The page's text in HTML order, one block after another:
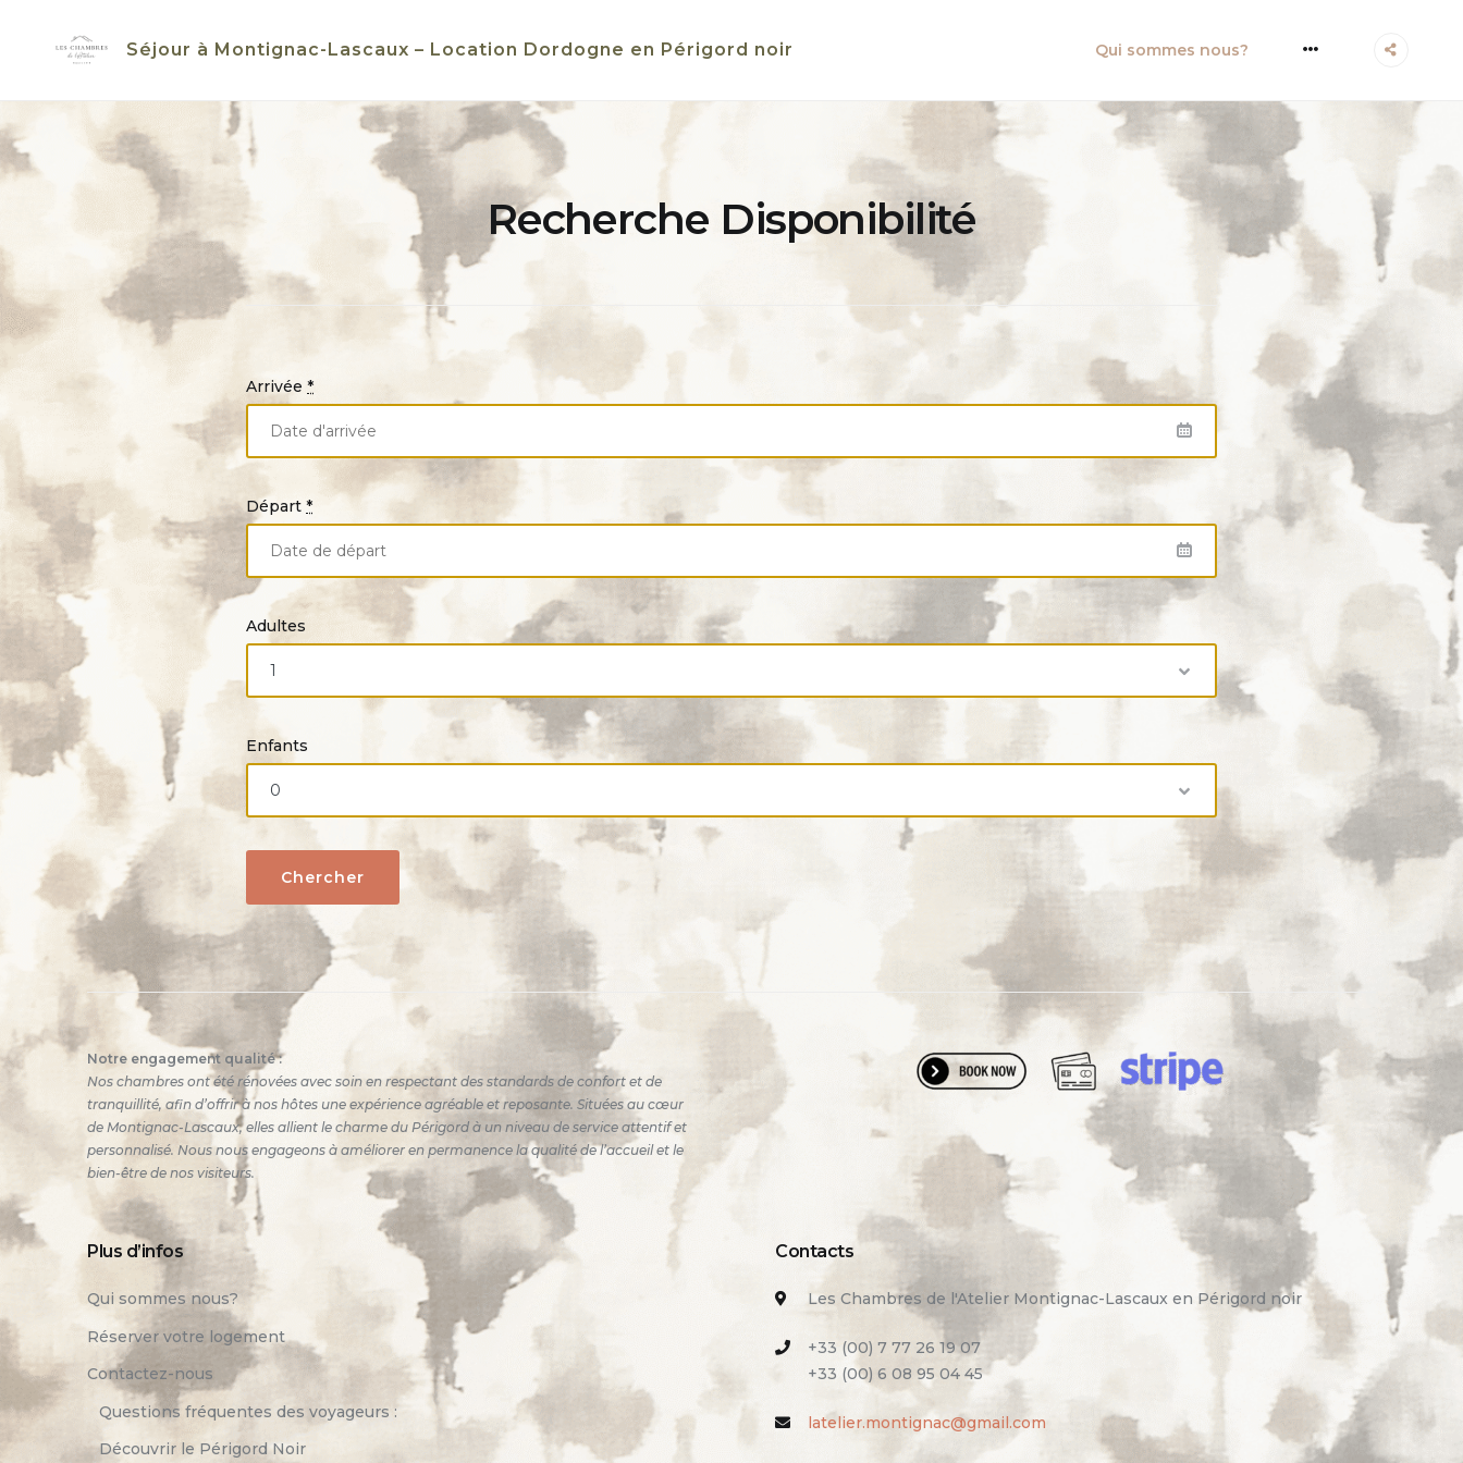
Séjour à Montignac-Lascaux – Location Dordogne en Périgord noir Qui sommes nous? More
Recherche Disponibilité
Arrivée *
Départ *
Adultes
Enfants
Notre engagement qualité :
Nos chambres ont été rénovées avec soin en respectant des standards de confort et de
tranquillité, afin d’offrir à nos hôtes une expérience agréable et reposante. Situées au cœur
de Montignac-Lascaux, elles allient le charme du Périgord à un niveau de service attentif et
personnalisé. Nous nous engageons à améliorer en permanence la qualité de l’accueil et le
bien-être de nos visiteurs.
Plus d’infos
Qui sommes nous?
Réserver votre logement
Contactez-nous
Questions fréquentes des voyageurs :
Découvrir le Périgord Noir
Contacts
Les Chambres de l'Atelier Montignac-Lascaux en Périgord noir
+33 (00) 7 77 26 19 07
+33 (00) 6 08 95 04 45
latelier.montignac@gmail.com